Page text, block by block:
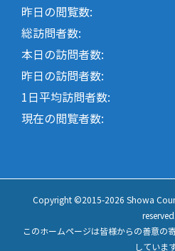
昨日の閲覧数:
総訪問者数:
本日の訪問者数:
昨日の訪問者数:
1日平均訪問者数:
現在の閲覧者数:
Copyright ©2015-2026 Showa
reserved.
このホームページは皆様からの善意の
しています